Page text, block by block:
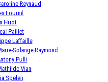
Reynaud
Fournil
Huot
Paillet
Laffaille
Solange Raymond
Pulli
Vian
Spelen